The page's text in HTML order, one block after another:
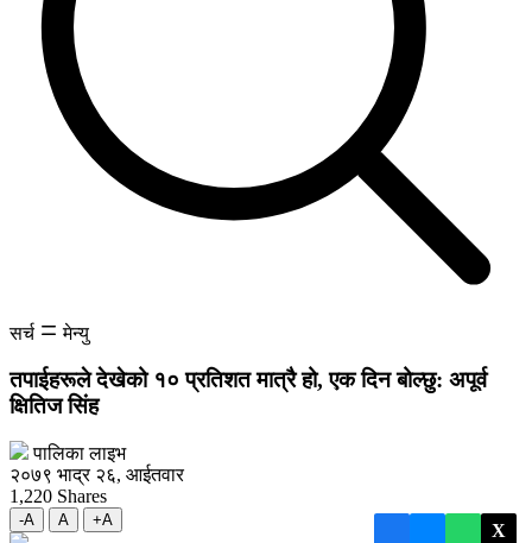
सर्च मेन्यु
तपाईहरूले देखेको १० प्रतिशत मात्रै हो, एक दिन बोल्छु: अपूर्व
क्षितिज सिंह
पालिका लाइभ
२०७९ भाद्र २६, आईतवार
1,220 Shares
X
-A A +A